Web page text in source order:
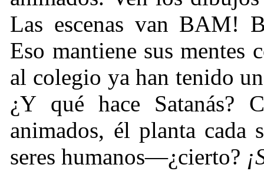
Las escenas van BAM!
Eso mantiene sus mentes
al colegio ya han tenido
¿Y qué hace Satanás?
animados, él planta cada
seres humanos—¿cierto?